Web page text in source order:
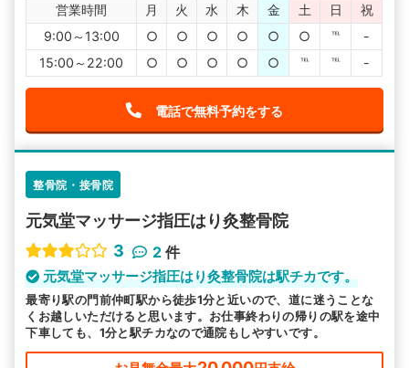
営業時間 月 火 水 木 金 土 日
祝
9:00～13:00
○ ○ ○ ○ ○ ○ ℡
-
15:00～22:00
○ ○ ○ ○ ○ ℡ ℡ -
電話で無料予約をする
整骨院・接骨院
元気堂マッサージ指圧はり灸整骨院
3
2 件
元気堂マッサージ指圧はり灸整骨院は駅チカです。
最寄り駅の門前仲町駅から徒歩1分と近いので、道に迷うことな
くお越しいただけると思います。お仕事終わりの帰りの駅を途中
下車しても、1分と駅チカなので通院もしやすいです。